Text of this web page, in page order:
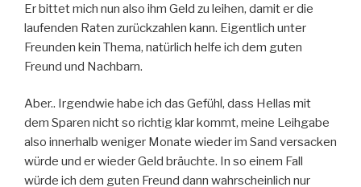
Er bittet mich nun also ihm Geld zu leihen, damit er die
laufenden Raten zurückzahlen kann. Eigentlich unter
Freunden kein Thema, natürlich helfe ich dem guten
Freund und Nachbarn.
Aber.. Irgendwie habe ich das Gefühl, dass Hellas mit
dem Sparen nicht so richtig klar kommt, meine Leihgabe
also innerhalb weniger Monate wieder im Sand versacken
würde und er wieder Geld bräuchte. In so einem Fall
würde ich dem guten Freund dann wahrscheinlich nur